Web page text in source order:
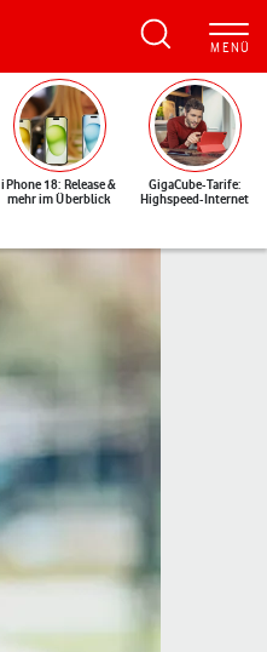
iPhone 18: Release &
mehr im Überblick
GigaCube-Tarife:
Highspeed-Internet